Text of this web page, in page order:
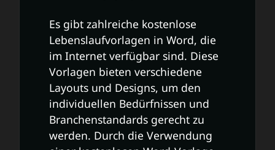
Es gibt zahlreiche kostenlose
Lebenslaufvorlagen in Word, die
im Internet verfügbar sind. Diese
Vorlagen bieten verschiedene
Layouts und Designs, um den
individuellen Bedürfnissen und
Branchenstandards gerecht zu
werden. Durch die Verwendung